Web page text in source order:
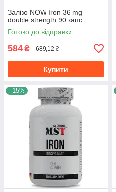
Залізо NOW Iron 36 mg
double strength 90 капс
Готово до відправки
584 ₴ 689,12 ₴
Купити
–15%